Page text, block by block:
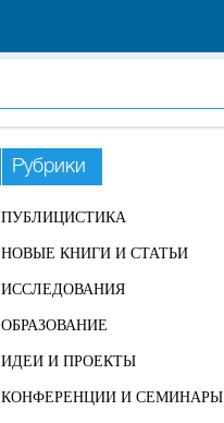
Рубрики
ПУБЛИЦИСТИКА
НОВЫЕ КНИГИ И СТАТЬИ
ИССЛЕДОВАНИЯ
ОБРАЗОВАНИЕ
ИДЕИ И ПРОЕКТЫ
КОНФЕРЕНЦИИ И СЕМИНАРЫ